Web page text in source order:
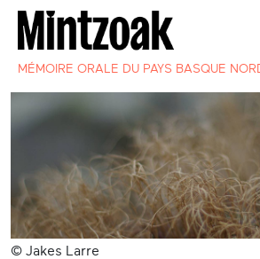
MÉMOIRE ORALE DU PAYS BASQUE
© Jakes Larre